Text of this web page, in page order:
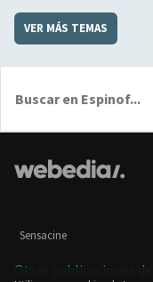
VER MÁS TEMAS
Sensacine
Otras publicaciones de